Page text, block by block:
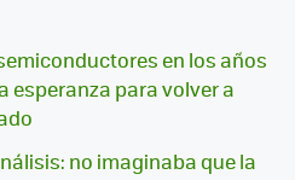
en los años
esperanza para volver a
no imaginaba que la